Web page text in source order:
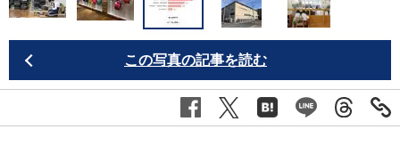
この写真の記事を読む